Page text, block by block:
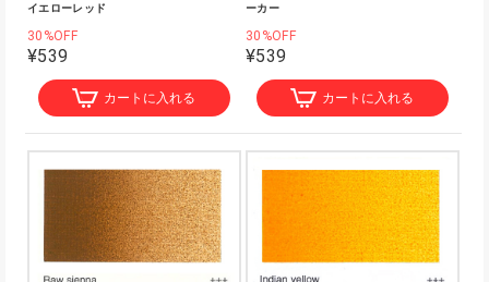
イエローレッド
30%OFF
¥539
カートに入れる
ーカー
30%OFF
¥539
カートに入れる